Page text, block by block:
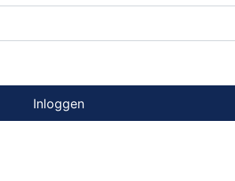
Inloggen